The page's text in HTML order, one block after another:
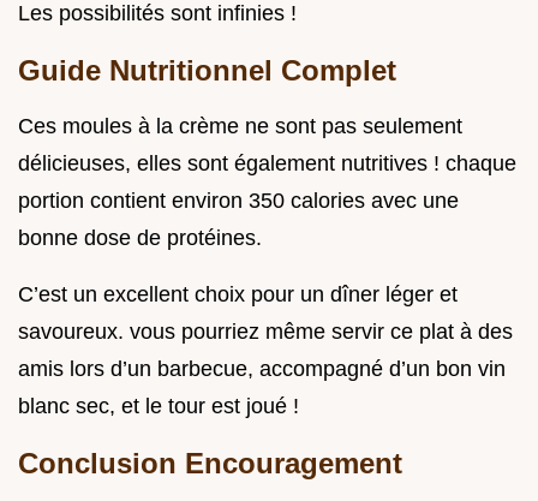
Les possibilités sont infinies !
Guide Nutritionnel Complet
Ces moules à la crème ne sont pas seulement
délicieuses, elles sont également nutritives ! chaque
portion contient environ 350 calories avec une
bonne dose de protéines.
C’est un excellent choix pour un dîner léger et
savoureux. vous pourriez même servir ce plat à des
amis lors d’un barbecue, accompagné d’un bon vin
blanc sec, et le tour est joué !
Conclusion Encouragement